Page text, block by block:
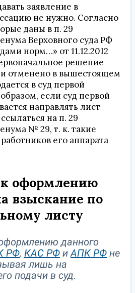
заявление в
не нужно. Согласно
даны в п. 29
Верховного суда РФ
норм…» от 11.12.2012
решение
отменено в вышестоящем
в суд первой
если суд первой
направлять лист
на п. 29
№ 29, т. к. такие
его аппарата
к оформлению
взыскание по
листу
данного
РФ, КАС РФ иАПК РФ не
лишь на
подачи в суд.